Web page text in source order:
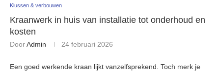
Klussen & verbouwen
Kraanwerk in huis van installatie tot onderhoud en
kosten
DoorAdmin 24 februari 2026
Een goed werkende kraan lijkt vanzelfsprekend. Toch merk je